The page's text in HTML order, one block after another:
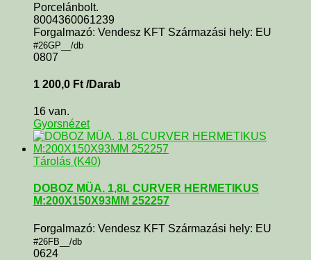
Porcelánbolt.
8004360061239
Forgalmazó: Vendesz KFT Származási hely: EU
#26GP__/db
0807
1 200,0 Ft /Darab
16 van.
Gyorsnézet
Tárolás (K40)
DOBOZ MÜA. 1,8L CURVER HERMETIKUS
M:200X150X93MM 252257
Forgalmazó: Vendesz KFT Származási hely: EU
#26FB__/db
0624